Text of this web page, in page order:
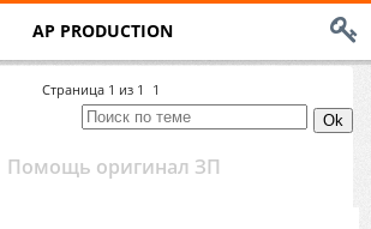
AP PRODUCTION
Страница 1 из 1 1
Помощь оригинал ЗП